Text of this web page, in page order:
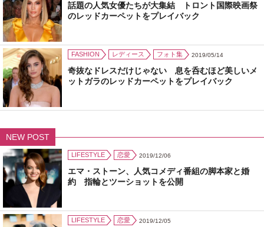
話題の人気女優たちが大集結 トロント国際映画祭
のレッドカーペットをプレイバック
FASHION レディース フォト集 2019/05/14
奇抜なドレスだけじゃない 息を呑むほど美しいメ
ットガラのレッドカーペットをプレイバック
NEW POST
LIFESTYLE 恋愛 2019/12/06
エマ・ストーン、人気コメディ番組の脚本家と婚
約 指輪とツーショットを公開
LIFESTYLE 恋愛 2019/12/05